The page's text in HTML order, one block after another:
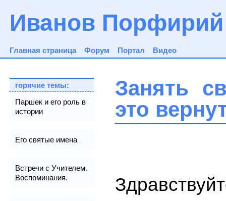
Иванов
Главная страница Форум Портал Видео
горячие темы:
Паршек и его роль в
истории
Его святые имена
Встречи с Учителем.
Воспоминания.
Занять
это